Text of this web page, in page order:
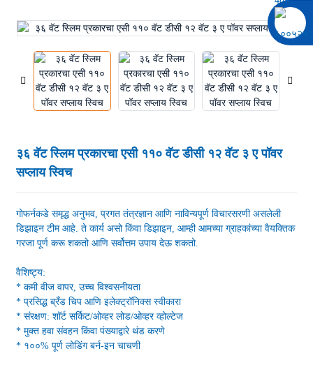
३६ वॅट स्लिम प्रकारचा एसी ११० वॅट डीसी १२ वॅट ३ ए पॉवर
सप्लाय स्विच
गोफर्नकडे समृद्ध अनुभव, प्रगत तंत्रज्ञान आणि नाविन्यपूर्ण विचारसरणी असलेली
डिझाइन टीम आहे. ते कार्य असो किंवा डिझाइन, आम्ही आमच्या ग्राहकांच्या वैयक्तिक
गरजा पूर्ण करू शकतो आणि सर्वोत्तम उपाय देऊ शकतो.
वैशिष्ट्य:
* कमी वीज वापर, उच्च विश्वसनीयता
* प्रसिद्ध ब्रँड चिप आणि इलेक्ट्रॉनिक्स स्वीकारा
* संरक्षण: शॉर्ट सर्किट/ओव्हर लोड/ओव्हर व्होल्टेज
* मुक्त हवा संवहन किंवा पंख्याद्वारे थंड करणे
* १००% पूर्ण लोडिंग बर्न-इन चाचणी